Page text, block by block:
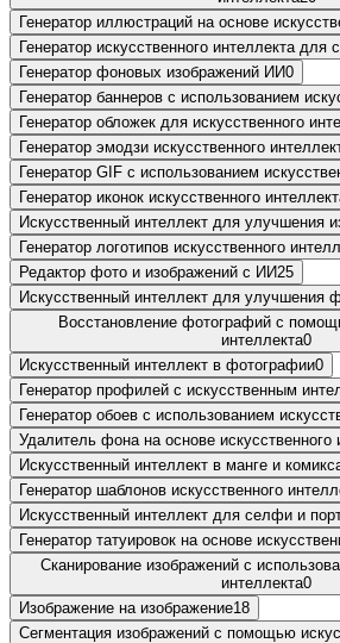
Генератор иллюстраций на основе
Генератор искусственного интеллекта для
Генератор фоновых изображений ИИ0
Генератор баннеров с использованием
Генератор обложек для искусственного
Генератор эмодзи искусственного
Генератор GIF с использованием
Генератор иконок искусственного
Искусственный интеллект для улучшения
Генератор логотипов искусственного
Редактор фото и изображений с ИИ25
Искусственный интеллект для улучшения
Восстановление фотографий с
интеллекта0
Искусственный интеллект в фотографии0
Генератор профилей с искусственным
Генератор обоев с использованием
Удалитель фона на основе искусственного
Искусственный интеллект в манге и
Генератор шаблонов искусственного
Искусственный интеллект для селфи и
Генератор татуировок на основе
Сканирование изображений с
интеллекта0
Изображение на изображение18
Сегментация изображений с помощью